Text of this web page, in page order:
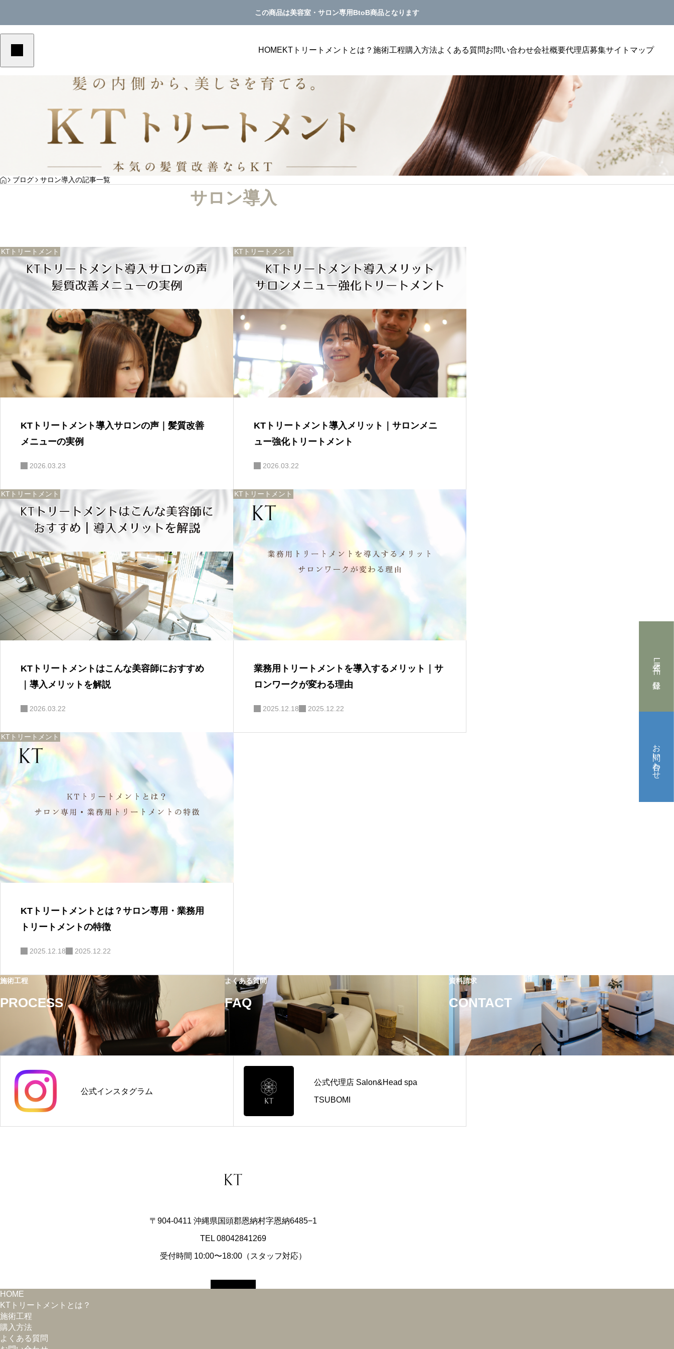
この商品は美容室・サロン専用BtoB商品となります
HOMEKTトリートメントとは？ 施術工程購入方法よくある質問お問い合わせ会社概要代理店募集サイトマップ
美容室の客単価アップにつながる予約メニュ
美容室単価アップ
美容室の客単価アップにつながるメニュー表
の作り方｜選ばれる見せ方を解説
美容室の単価アップにつながるカウンセリン
美容室単価アップ
美容室のトリートメントをリピートにつなげ
美容室の
YOGA PILATES
HOME
ブログ サロン導入の記事一覧
サロン導入
KTトリートメント
KTトリートメント導入サロンの声｜髪質改善
メニューの実例
2026.03.23
KTトリートメント
KTトリートメント導入メリット｜サロンメニ
ュー強化トリートメント
2026.03.22
KTトリートメント
KTトリートメントはこんな美容師におすすめ
｜導入メリットを解説
2026.03.22
KTトリートメント
業務用トリートメントを導入するメリット｜サ
ロンワークが変わる理由
2025.12.18 2025.12.22
KTトリートメント
KTトリートメントとは？サロン専用・業務用
トリートメントの特徴
2025.12.18 2025.12.22
施術工程
PROCESS
よくある質問
FAQ
資料請求
CONTACT
公式インスタグラム
公式代理店 Salon&Head spa
TSUBOMI
〒904-0411 沖縄県国頭郡恩納村字恩納6485−1
TEL 08042841269
受付時間 10:00〜18:00（スタッフ対応）
HOME
KTトリートメントとは？
施術工程
購入方法
よくある質問
公式LINE登録
お問い合わせ